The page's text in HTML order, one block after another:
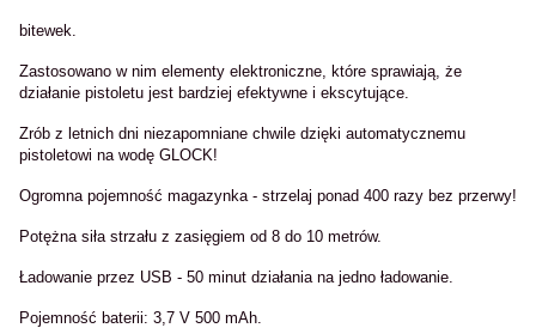
bitewek.
Zastosowano w nim elementy elektroniczne, które sprawiają, że
działanie pistoletu jest bardziej efektywne i ekscytujące.
Zrób z letnich dni niezapomniane chwile dzięki automatycznemu
pistoletowi na wodę GLOCK!
Ogromna pojemność magazynka - strzelaj ponad 400 razy bez przerwy!
Potężna siła strzału z zasięgiem od 8 do 10 metrów.
Ładowanie przez USB - 50 minut działania na jedno ładowanie.
Pojemność baterii: 3,7 V 500 mAh.